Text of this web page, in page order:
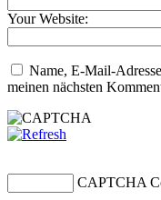
Your Website:
Name, E-Mail-
meinen nächsten
CAPTCHA